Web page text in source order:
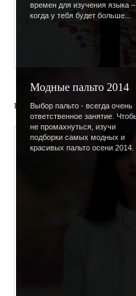
времен для изучения языка –
когда у тебя будет больше...
Модные пальто 2014
Выбор пальто - всегда очень
ответственное занятие.
не промахнуться, изучи
подборки самых модных и
красивых пальто осени 2014.
rad22